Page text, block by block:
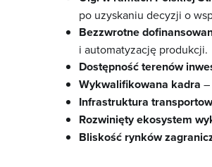
po uzyskaniu decyzji o
Bezzwrotne
i automatyzację produkcji.
Dostępność terenów
Wykwalifikowana kadra
Infrastruktura
Rozwinięty ekosystem
Bliskość rynków